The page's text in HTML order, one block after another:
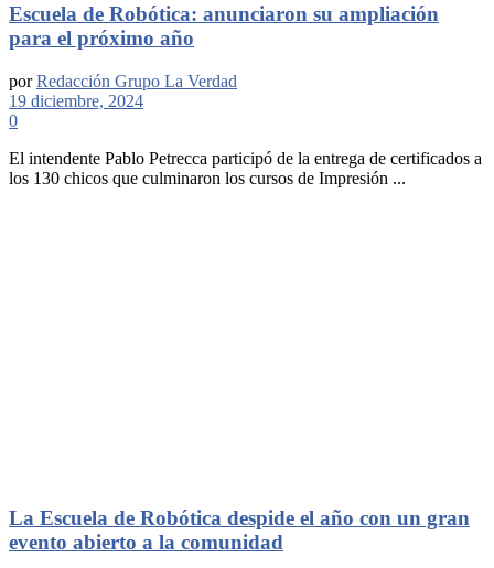
Escuela de Robótica: anunciaron su ampliación
para el próximo año
por Redacción Grupo La Verdad
19 diciembre, 2024
0
El intendente Pablo Petrecca participó de la entrega de certificados a
los 130 chicos que culminaron los cursos de Impresión ...
La Escuela de Robótica despide el año con un gran
evento abierto a la comunidad